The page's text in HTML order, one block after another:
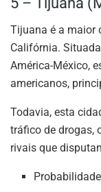
Tijuana é a maior
Califórnia.
América-México,
americanos,
Todavia, esta
tráfico de drogas,
rivais que